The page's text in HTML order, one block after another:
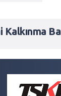
Kalkınma